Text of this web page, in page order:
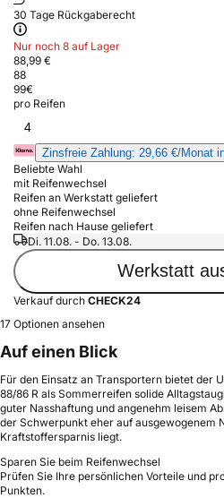
30 Tage Rückgaberecht
Nur noch 8 auf Lager
88,99 €
88
99€
pro Reifen
4
Zinsfreie Zahlung: 29,66 €/Monat
Beliebte Wahl
mit Reifenwechsel
Reifen an Werkstatt geliefert
ohne Reifenwechsel
Reifen nach Hause geliefert
Di. 11.08. - Do. 13.08.
Werkstatt
Verkauf durch CHECK24
17 Optionen ansehen
Auf einen Blick
Für den Einsatz an Transportern bietet der
88/86 R als Sommerreifen solide
guter Nasshaftung und angenehm leisem
der Schwerpunkt eher auf ausgewogenem
Kraftstoffersparnis liegt.
Sparen Sie beim Reifenwechsel
Prüfen Sie Ihre persönlichen Vorteile und
Punkten.